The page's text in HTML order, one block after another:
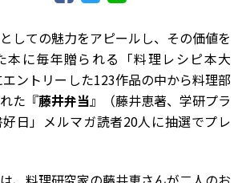
しての魅力をアピールし、その価値を
本に毎年贈られる「料理レシピ本大
ントリーした123作品の中から料理部
た『藤井弁当』（藤井恵著、学研プラ
日」メルマガ読者20人に抽選でプレ